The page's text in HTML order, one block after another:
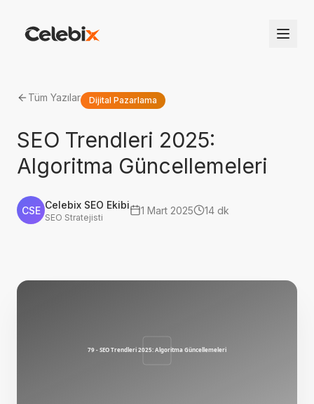
Tüm Yazılar Dijital Pazarlama
SEO Trendleri 2025:
Algoritma Güncellemeleri
CSE Celebix SEO Ekibi
SEO Stratejisti
1 Mart 2025 14 dk